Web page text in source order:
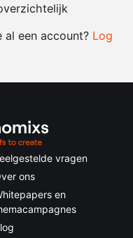
+
al een account? Log
vragen
ons
en